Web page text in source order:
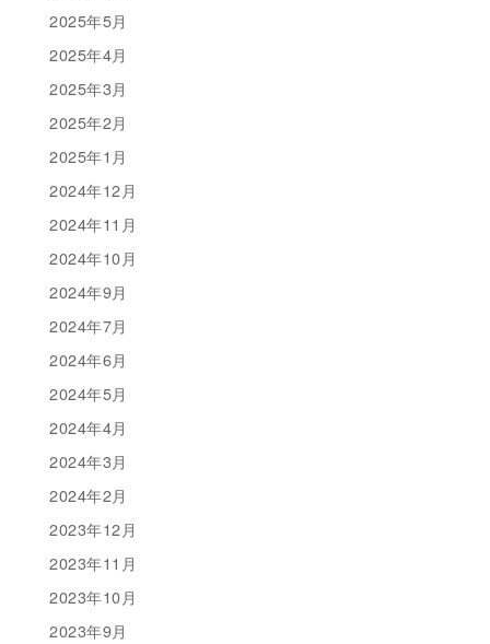
2025年5月
2025年4月
2025年3月
2025年2月
2025年1月
2024年12月
2024年11月
2024年10月
2024年9月
2024年7月
2024年6月
2024年5月
2024年4月
2024年3月
2024年2月
2023年12月
2023年11月
2023年10月
2023年9月